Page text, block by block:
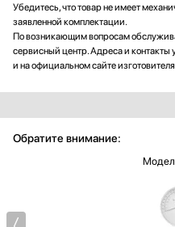
Убедитесь, что товар не имеет
заявленной комплектации.
По возникающим вопросам
сервисный центр. Адреса и контакты
и на официальном сайте
Обратите внимание: